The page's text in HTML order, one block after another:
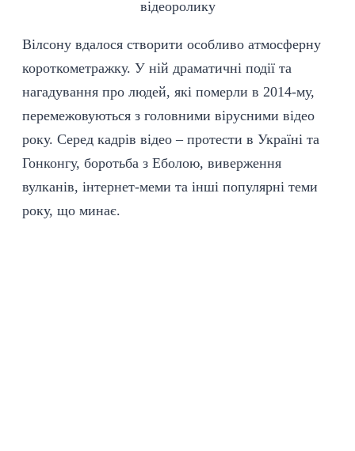
Вілсону вдалося створити особливо атмосферну
короткометражку. У ній драматичні події та
нагадування про людей, які померли в 2014-му,
перемежовуються з головними вірусними відео
року. Серед кадрів відео – протести в Україні та
Гонконгу, боротьба з Еболою, виверження
вулканів, інтернет-меми та інші популярні теми
року, що минає.